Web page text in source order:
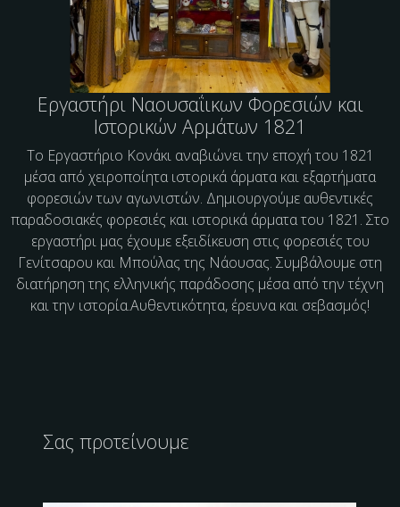
Εργαστήρι Ναουσαΐικων Φορεσιών και
Ιστορικών Αρμάτων 1821
Το Εργαστήριο Κονάκι αναβιώνει την εποχή του 1821
μέσα από χειροποίητα ιστορικά άρματα και εξαρτήματα
φορεσιών των αγωνιστών. Δημιουργούμε αυθεντικές
παραδοσιακές φορεσιές και ιστορικά άρματα του 1821. Στο
εργαστήρι μας έχουμε εξειδίκευση στις φορεσιές του
Γενίτσαρου και Μπούλας της Νάουσας. Συμβάλουμε στη
διατήρηση της ελληνικής παράδοσης μέσα από την τέχνη
και την ιστορία.Αυθεντικότητα, έρευνα και σεβασμός!
Σας προτείνουμε